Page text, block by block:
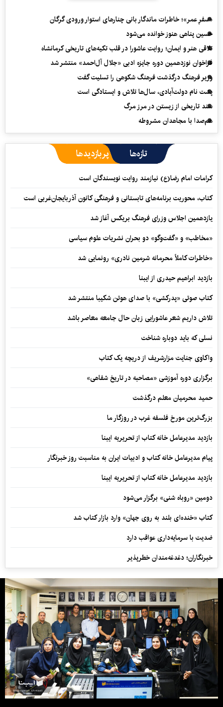
«سفرِ عمر»؛ خاطرات ماندگار بانی چنارهای استوار ورودی گرگان
حسین پناهی هنوز خوانده می‌شود
تلاقی هنر و ایمان؛ روایت عاشورا در قلب تکیه‌های تاریخی کرمانشاه
فراخوان نوزدهمین دوره جایزه ادبی «جلال آل‌احمد» منتشر شد
وزیر فرهنگ درگذشت فرهنگ شکوهی را تسلیت گفت
پشت نام دولت‌آبادی، سال‌ها تلاش و ایستادگی است
سند تاریخی از زیستن در مرز مرگ
هم‌صدا با مجاهدان مشروطه
تازه‌ها پربازدیدها
کرامات امام رضا(ع) نیازمند روایت نویسندگان است
کتاب، محوریت برنامه‌های تابستانی و فرهنگی کانون آذربایجان‌غربی است
یازدهمین اجلاس وزرای فرهنگ بریکس آغاز شد
«مخاطب» و «گفت‌وگو» دو بحران نشریات علوم سیاسی
«خاطرات کاملاً محرمانه شرمین نادری» رونمایی شد
بازدید ابراهیم حیدری از ایبنا
کتاب صوتی «پدرکشی» با صدای هوتن شکیبا منتشر شد
تلاش داریم شعر عاشورایی زبان حال جامعه معاصر باشد
نسلی که باید دوباره شناخت
واکاوی جنایت مزارشریف از دریچه یک کتاب
برگزاری دوره آموزشی «مصاحبه در تاریخ شفاهی»
حمید محرمیان معلم درگذشت
بزرگ‌ترین مورخ فلسفه غرب در روزگار ما
بازدید مدیرعامل خانه کتاب از تحریریه ایبنا
پیام مدیرعامل خانه کتاب و ادبیات ایران به مناسبت روز خبرنگار
بازدید مدیرعامل خانه کتاب از تحریریه ایبنا
دومین «روباه شنی» برگزار می‌شود
کتاب «خنده‌ای بلند به روی جهان» وارد بازار کتاب شد
ضدیت با سرمایه‌داری عواقب دارد
خبرنگاران؛ دغدغه‌مندان خطرپذیر